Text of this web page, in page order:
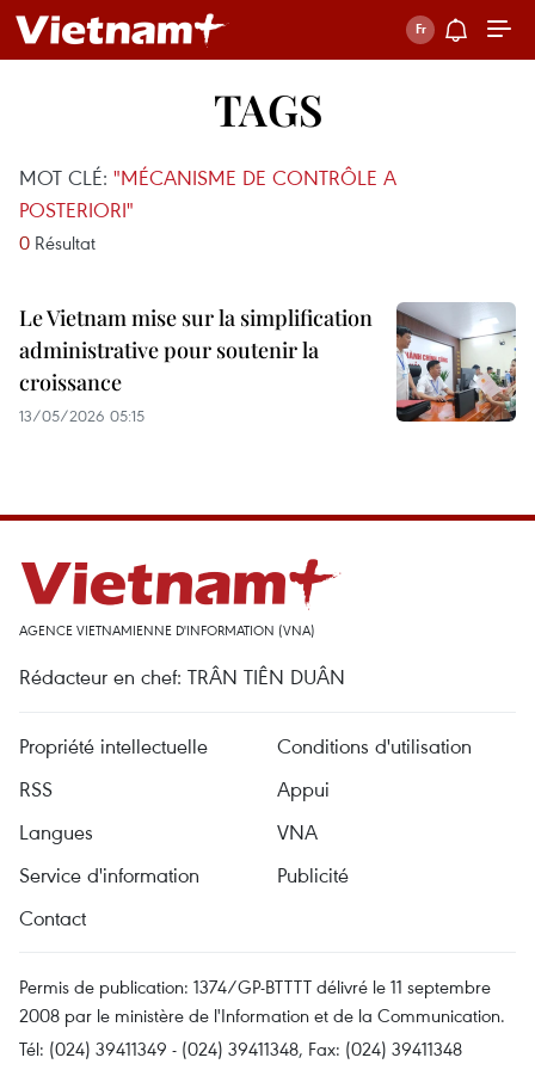
TAGS
MOT CLÉ: "MÉCANISME DE CONTRÔLE A
POSTERIORI"
0 Résultat
Le Vietnam mise sur la simplification
administrative pour soutenir la
croissance
13/05/2026 05:15
AGENCE VIETNAMIENNE D'INFORMATION (VNA)
Rédacteur en chef: TRÂN TIÊN DUÂN
Propriété intellectuelle
Conditions d'utilisation
RSS
Appui
Langues
VNA
Service d'information
Publicité
Contact
Permis de publication: 1374/GP-BTTTT délivré le 11 septembre
2008 par le ministère de l'Information et de la Communication.
Tél: (024) 39411349 - (024) 39411348, Fax: (024) 39411348